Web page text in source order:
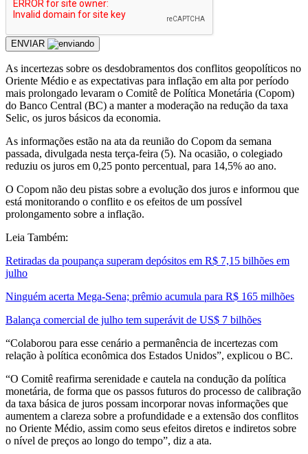
ENVIAR
As incertezas sobre os desdobramentos dos conflitos geopolíticos no
Oriente Médio e as expectativas para inflação em alta por período
mais prolongado levaram o Comitê de Política Monetária (Copom)
do Banco Central (BC) a manter a moderação na redução da taxa
Selic, os juros básicos da economia.
As informações estão na ata da reunião do Copom da semana
passada, divulgada nesta terça-feira (5). Na ocasião, o colegiado
reduziu os juros em 0,25 ponto percentual, para 14,5% ao ano.
O Copom não deu pistas sobre a evolução dos juros e informou que
está monitorando o conflito e os efeitos de um possível
prolongamento sobre a inflação.
Leia Também:
Retiradas da poupança superam depósitos em R$ 7,15 bilhões em
julho
Ninguém acerta Mega-Sena; prêmio acumula para R$ 165 milhões
Balança comercial de julho tem superávit de US$ 7 bilhões
“Colaborou para esse cenário a permanência de incertezas com
relação à política econômica dos Estados Unidos”, explicou o BC.
“O Comitê reafirma serenidade e cautela na condução da política
monetária, de forma que os passos futuros do processo de calibração
da taxa básica de juros possam incorporar novas informações que
aumentem a clareza sobre a profundidade e a extensão dos conflitos
no Oriente Médio, assim como seus efeitos diretos e indiretos sobre
o nível de preços ao longo do tempo”, diz a ata.